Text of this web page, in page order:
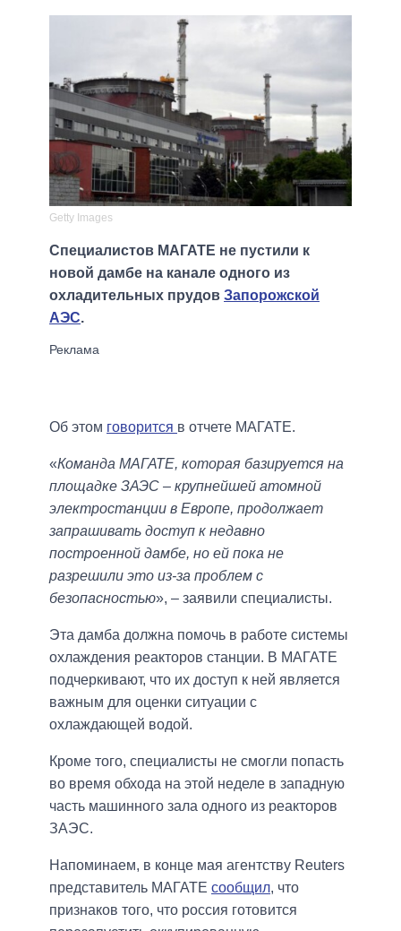
Getty Images
Специалистов МАГАТЕ не пустили к
новой дамбе на канале одного из
охладительных прудов Запорожской
АЭС.
Об этом говорится в отчете МАГАТЕ.
«Команда МАГАТЕ, которая базируется на
площадке ЗАЭС – крупнейшей атомной
электростанции в Европе, продолжает
запрашивать доступ к недавно
построенной дамбе, но ей пока не
разрешили это из-за проблем с
безопасностью», – заявили специалисты.
Эта дамба должна помочь в работе системы
охлаждения реакторов станции. В МАГАТЕ
подчеркивают, что их доступ к ней является
важным для оценки ситуации с
охлаждающей водой.
Кроме того, специалисты не смогли попасть
во время обхода на этой неделе в западную
часть машинного зала одного из реакторов
ЗАЭС.
Напоминаем, в конце мая агентству Reuters
представитель МАГАТЕ сообщил, что
признаков того, что россия готовится